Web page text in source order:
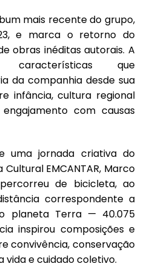
mais recente do grupo,
e marca o retorno do
obras inéditas autorais. A
características que
da companhia desde sua
infância, cultura regional
com causas
uma jornada criativa do
EMCANTAR, Marco
de bicicleta, ao
correspondente a
planeta Terra — 40.075
inspirou composições e
convivência, conservação
vida e cuidado coletivo.